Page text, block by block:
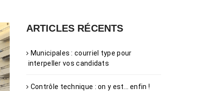
ARTICLES RÉCENTS
Municipales : courriel type pour
interpeller vos candidats
Contrôle technique : on y est… enfin !